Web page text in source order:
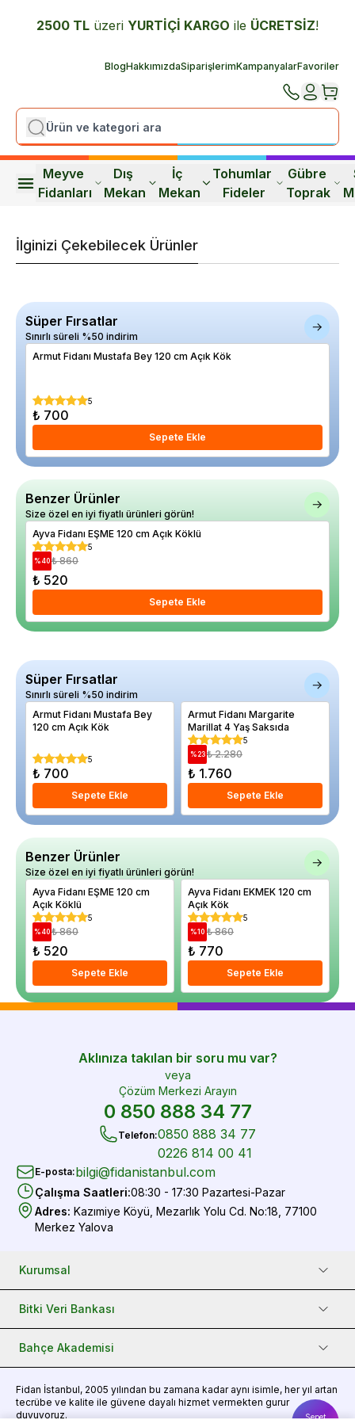
2500 TL üzeri YURTİÇİ KARGO ile ÜCRETSİZ!
BlogHakkımızdaSiparişlerimKampanyalarFavoriler
Meyve
Fidanları
Dış
Mekan
İç
Mekan
Tohumlar
Fideler
Gübre
Toprak
Sepet
İlginizi Çekebilecek Ürünler
Süper Fırsatlar
Sınırlı süreli %50 indirim
Armut Fidanı Mustafa Bey 120 cm Açık Kök
5
₺ 700
Sepete Ekle
Benzer Ürünler
Size özel en iyi fiyatlı ürünleri görün!
Ayva Fidanı EŞME 120 cm Açık Köklü
5
%40 ₺ 860
₺ 520
Sepete Ekle
Süper Fırsatlar
Sınırlı süreli %50 indirim
Armut Fidanı Mustafa Bey
120 cm Açık Kök
5
₺ 700
Sepete Ekle
Armut Fidanı Margarite
Marillat 4 Yaş Saksıda
5
%23 ₺ 2.280
₺ 1.760
Sepete Ekle
Benzer Ürünler
Size özel en iyi fiyatlı ürünleri görün!
Ayva Fidanı EŞME 120 cm
Açık Köklü
5
%40 ₺ 860
₺ 520
Sepete Ekle
Ayva Fidanı EKMEK 120 cm
Açık Kök
5
%10 ₺ 860
₺ 770
Sepete Ekle
Aklınıza takılan bir soru mu var?
veya
Çözüm Merkezi Arayın
0 850 888 34 77
Telefon:0850 888 34 77
0226 814 00 41
E-posta:bilgi@fidanistanbul.com
Çalışma Saatleri:08:30 - 17:30 Pazartesi-Pazar
Adres: Kazımiye Köyü, Mezarlık Yolu Cd. No:18, 77100
Merkez Yalova
Kurumsal
Bitki Veri Bankası
Bahçe Akademisi
Fidan İstanbul, 2005 yılından bu zamana kadar aynı isimle, her yıl artan
tecrübe ve kalite ile güvene dayalı hizmet vermekten gurur
duyuyoruz.